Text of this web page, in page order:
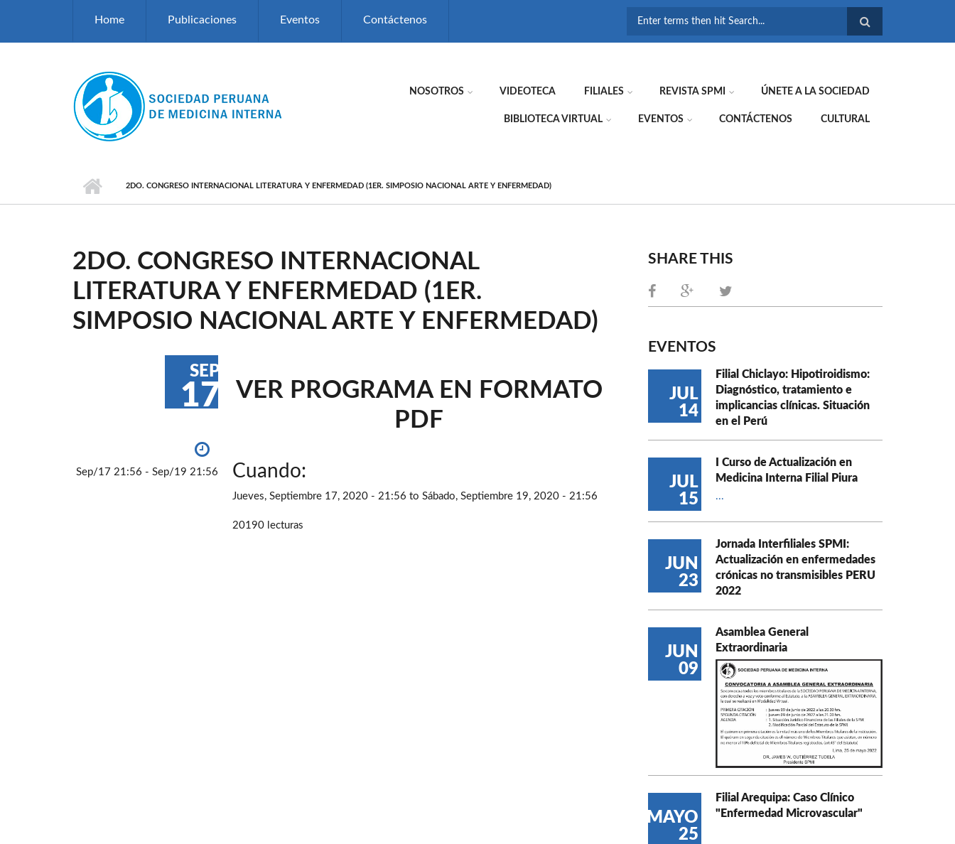
Home Publicaciones Eventos Contáctenos
NOSOTROS VIDEOTECA FILIALES REVISTA SPMI ÚNETE A LA SOCIEDAD
BIBLIOTECA VIRTUAL EVENTOS CONTÁCTENOS CULTURAL
2DO. CONGRESO INTERNACIONAL LITERATURA Y ENFERMEDAD (1ER. SIMPOSIO NACIONAL ARTE Y ENFERMEDAD)
2DO. CONGRESO INTERNACIONAL
LITERATURA Y ENFERMEDAD (1ER.
SIMPOSIO NACIONAL ARTE Y ENFERMEDAD)
SEP
17
Sep/17 21:56 - Sep/19 21:56
VER PROGRAMA EN FORMATO
PDF
Cuando:
Jueves, Septiembre 17, 2020 - 21:56 to Sábado, Septiembre 19, 2020 - 21:56
20190 lecturas
SHARE THIS
EVENTOS
JUL
14
Filial Chiclayo: Hipotiroidismo:
Diagnóstico, tratamiento e
implicancias clínicas. Situación
en el Perú
JUL
15
I Curso de Actualización en
Medicina Interna Filial Piura
...
JUN
23
Jornada Interfiliales SPMI:
Actualización en enfermedades
crónicas no transmisibles PERU
2022
JUN
09
Asamblea General
Extraordinaria
MAYO
25
Filial Arequipa: Caso Clínico
"Enfermedad Microvascular"